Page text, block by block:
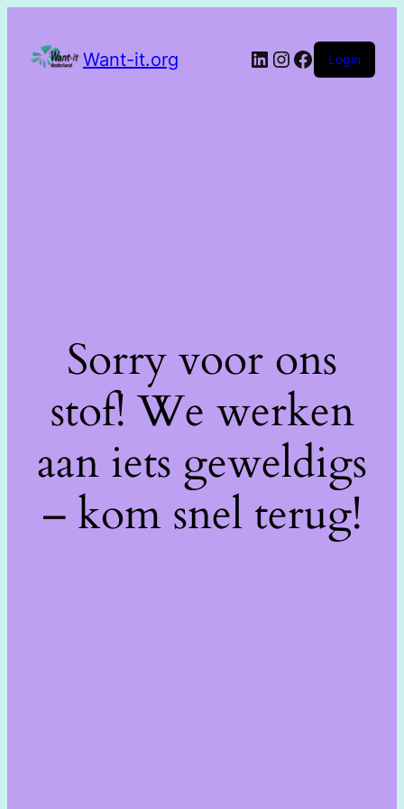
Want-it.org Login
Sorry voor ons
stof! We werken
aan iets geweldigs
– kom snel terug!